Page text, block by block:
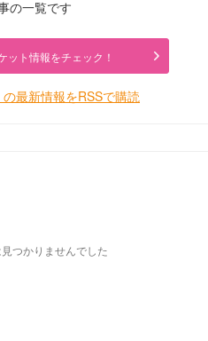
の一覧です
ット情報をチェック！
最新情報をRSSで購読
つかりませんでした